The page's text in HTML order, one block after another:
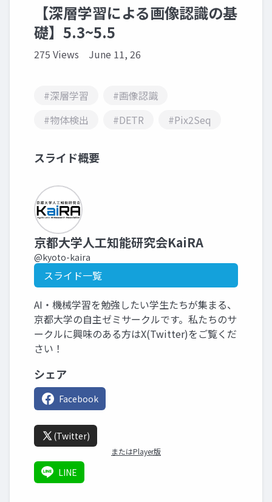
【深層学習による画像認識の基
礎】5.3~5.5
275 Views June 11, 26
#深層学習
#画像認識
#物体検出
#DETR #Pix2Seq
スライド概要
京都大学人工知能研究会KaiRA
@kyoto-kaira
スライド一覧
AI・機械学習を勉強したい学生たちが集まる、
京都大学の自主ゼミサークルです。私たちのサ
ークルに興味のある方はX(Twitter)をご覧くだ
さい！
シェア
Facebook
(Twitter)
またはPlayer版
LINE